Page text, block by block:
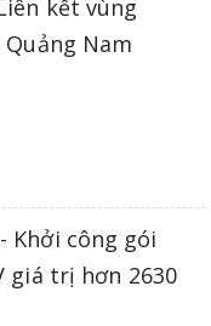
kết vùng
Nam
Khởi công gói
giá trị hơn 2630